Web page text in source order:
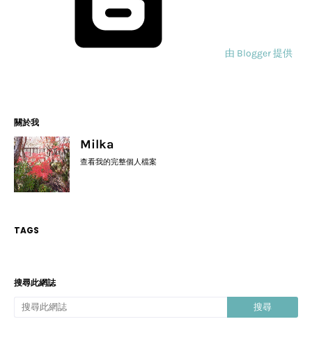
由 Blogger 提供
關於我
Milka
查看我的完整個人檔案
TAGS
搜尋此網誌